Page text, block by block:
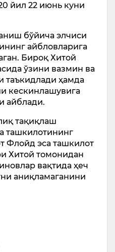
йил 22 июнь куни
бўйича элчиси
айбловларига
Бироқ Хитой
ўзини вазмин ва
таъкидлади ҳамда
кескинлашувига
айблади.
тақиқлаш
ташкилотининг
Флойд эса ташкилот
Хитой томонидан
вақтида ҳеч
аниқламаганини